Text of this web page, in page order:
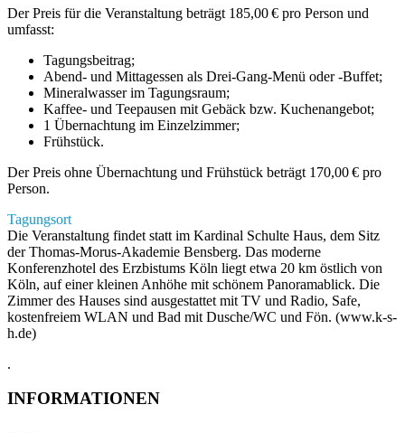
Der Preis für die Veranstaltung beträgt 185,00 € pro Person und
umfasst:
Tagungsbeitrag;
Abend- und Mittagessen als Drei-Gang-Menü oder -Buffet;
Mineralwasser im Tagungsraum;
Kaffee- und Teepausen mit Gebäck bzw. Kuchenangebot;
1 Übernachtung im Einzelzimmer;
Frühstück.
Der Preis ohne Übernachtung und Frühstück beträgt 170,00 € pro
Person.
Tagungsort
Die Veranstaltung findet statt im Kardinal Schulte Haus, dem Sitz
der Thomas-Morus-Akademie Bensberg. Das moderne
Konferenzhotel des Erzbistums Köln liegt etwa 20 km östlich von
Köln, auf einer kleinen Anhöhe mit schönem Panoramablick. Die
Zimmer des Hauses sind ausgestattet mit TV und Radio, Safe,
kostenfreiem WLAN und Bad mit Dusche/WC und Fön. (www.k-s-
h.de)
.
INFORMATIONEN